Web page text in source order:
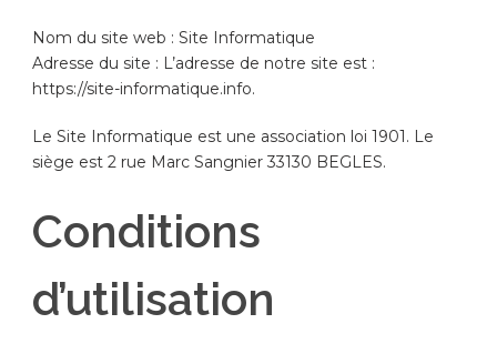
Nom du site web : Site Informatique
Adresse du site : L’adresse de notre site est :
https://site-informatique.info.
Le Site Informatique est une association loi 1901. Le
siège est 2 rue Marc Sangnier 33130 BEGLES.
Conditions
d’utilisation